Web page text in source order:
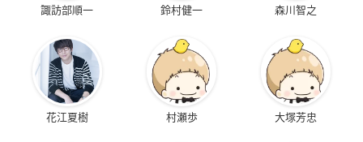
諏訪部順一 鈴村健一 森川智之
花江夏樹 村瀬歩 大塚芳忠